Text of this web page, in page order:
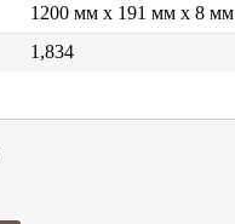
1200 мм x 191 мм x 8 мм
1,834